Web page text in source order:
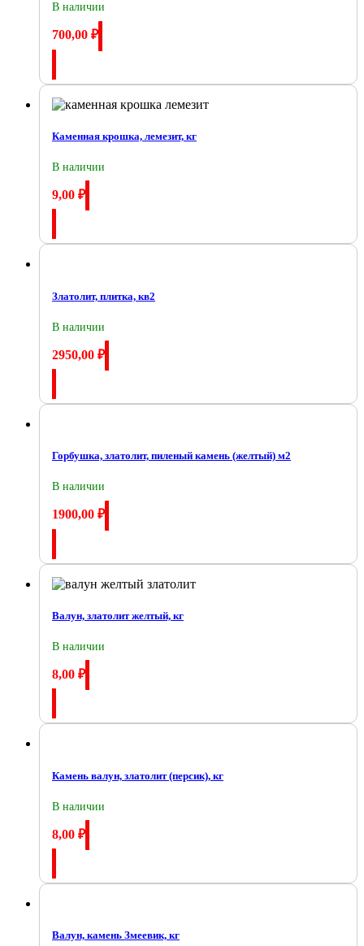
В наличии
700,00 ₽
Каменная крошка, лемезит, кг
В наличии
9,00 ₽
Златолит, плитка, кв2
В наличии
2950,00 ₽
Горбушка, златолит, пиленый камень (желтый) м2
В наличии
1900,00 ₽
Валун, златолит желтый, кг
В наличии
8,00 ₽
Камень валун, златолит (персик), кг
В наличии
8,00 ₽
Валун, камень Змеевик, кг